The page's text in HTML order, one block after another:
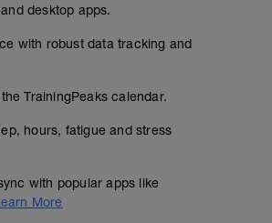
desktop apps.
with robust data tracking and
TrainingPeaks calendar.
hours, fatigue and stress
with popular apps like
More